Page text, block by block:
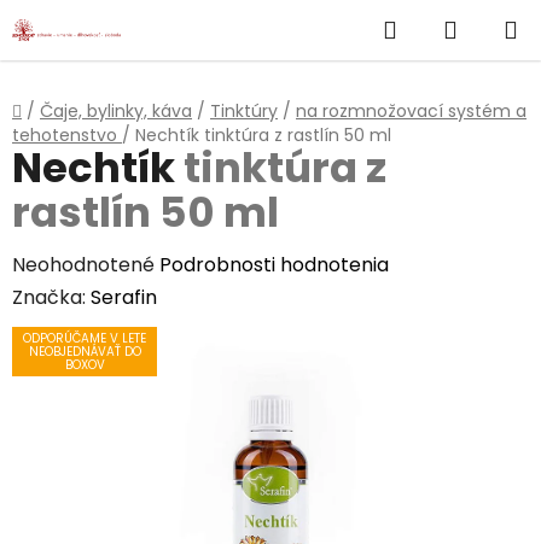
Prejsť
na
Hľadať
KOŠÍK
Domov
/ Čaje, bylinky, káva / Tinktúry / na rozmnožovací systém a
tehotenstvo / Nechtík tinktúra z rastlín 50 ml
Nechtíktinktúra z
rastlín 50 ml
Priemerné
hodnotenie
produktu
Neohodnotené Podrobnosti hodnotenia
Značka: Serafin
ODPORÚČAME V LETE
NEOBJEDNÁVAŤ DO
BOXOV